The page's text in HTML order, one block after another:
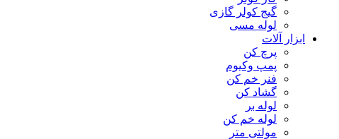
گیج کولر گازی
لوله مسی
ابزار آلات
پرچ کن
پمپ وکیوم
فنر خم کن
گشاد کن
لوله بر
لوله خم کن
مولتی متر